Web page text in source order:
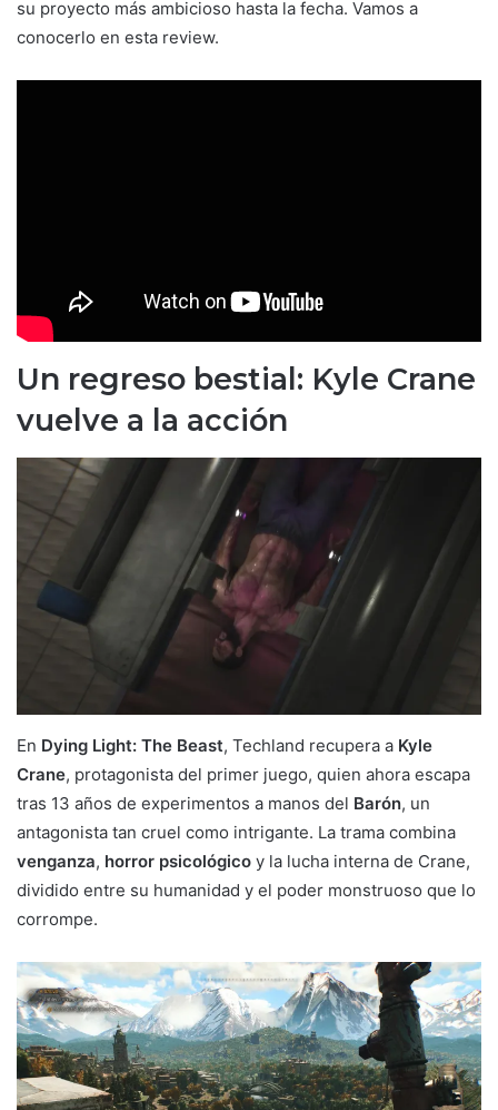
su proyecto más ambicioso hasta la fecha. Vamos a
conocerlo en esta review.
Un regreso bestial: Kyle Crane
vuelve a la acción
En Dying Light: The Beast, Techland recupera a Kyle
Crane, protagonista del primer juego, quien ahora escapa
tras 13 años de experimentos a manos del Barón, un
antagonista tan cruel como intrigante. La trama combina
venganza, horror psicológico y la lucha interna de Crane,
dividido entre su humanidad y el poder monstruoso que lo
corrompe.